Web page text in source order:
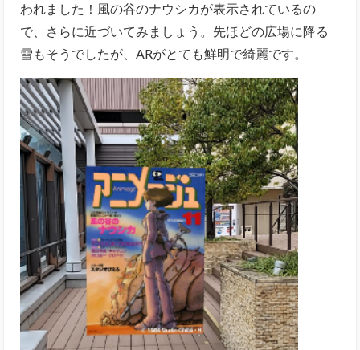
われました！風の谷のナウシカが表示されているの
で、さらに近づいてみましょう。先ほどの広場に降る
雪もそうでしたが、ARがとても鮮明で綺麗です。